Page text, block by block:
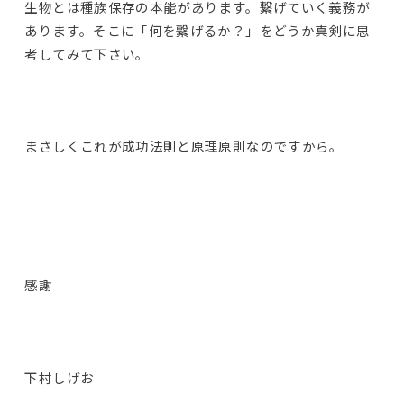
生物とは種族保存の本能があります。繋げていく義務が
あります。そこに「何を繋げるか？」をどうか真剣に思
考してみて下さい。
まさしくこれが成功法則と原理原則なのですから。
感謝
下村しげお